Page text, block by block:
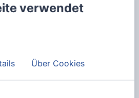
Fall kann auf Verlangen
Vertrag geschlossen werden.
Lieferzeit oder zu dem
verlässt, bzw. die Fa. EVN
verwendet
Über Cookies